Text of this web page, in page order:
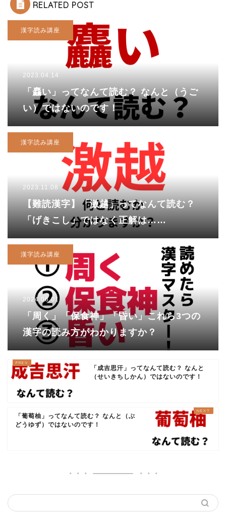
RELATED POST
漢字読み講座
2023.04.14
「麤い」ってなんて読む？ なんと（うご
い）ではないのです！
漢字読み講座
2023.11.08
【難読漢字】「激越」ってなんて読む？
「げきこし」ではなく正解は……
漢字読み講座
2024.06.01
「周く」「保食神」「昏い」これら3つの
漢字の読み方がわかりますか？
「成吉思汗」ってなんて読む？ なんと
（せいきちしかん）ではないのです！
「葡萄柚」ってなんて読む？ なんと（ぶ
どうゆず）ではないのです！